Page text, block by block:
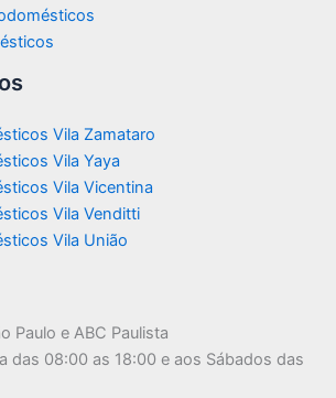
Vila Zamataro
Vila Yaya
Vila Vicentina
Vila Venditti
Vila União
Paulo e ABC Paulista
das 08:00 as 18:00 e aos Sábados das